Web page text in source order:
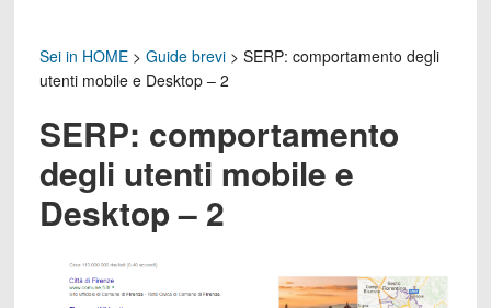
Sei in HOME> Guide brevi> SERP: comportamento degli
utenti mobile e Desktop – 2
SERP: comportamento
degli utenti mobile e
Desktop – 2